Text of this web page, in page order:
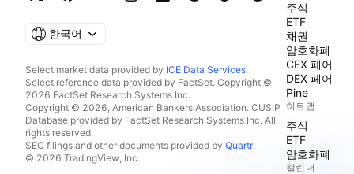
한국어
Select market data provided by ICE Data Services.
Select reference data provided by FactSet. Copyright ©
2026 FactSet Research Systems Inc.
Copyright © 2026, American Bankers Association. CUSIP
Database provided by FactSet Research Systems Inc. All
rights reserved.
SEC filings and other documents provided by Quartr.
© 2026 TradingView, Inc.
주식
ETF
채권
암호화폐
CEX 페어
DEX 페어
Pine
히트맵
주식
ETF
암호화폐
캘린더